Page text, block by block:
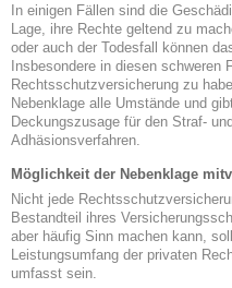
In einigen Fällen sind die
Lage, ihre Rechte geltend zu
oder auch der Todesfall können
Insbesondere in diesen
Rechtsschutzversicherung zu
Nebenklage alle Umstände und
Deckungszusage für den Straf-
Adhäsionsverfahren.
Möglichkeit der Nebenklage
Nicht jede
Bestandteil ihres
aber häufig Sinn machen kann,
Leistungsumfang der privaten
umfasst sein.